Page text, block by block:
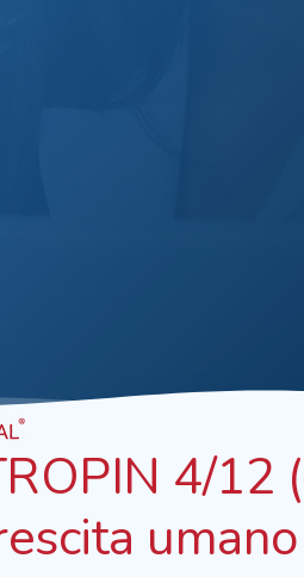
4/12
umano